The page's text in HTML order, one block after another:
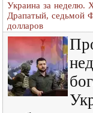
Украина за неделю.
Драпатый, седьмой
долларов